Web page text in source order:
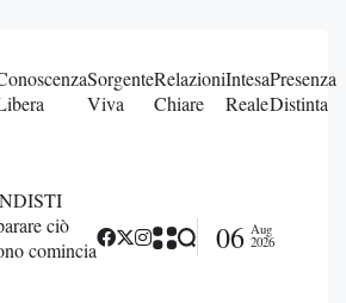
Sorgente
Viva
Relazioni
Chiare
Intesa
Reale
Presenza
Distinta
ciò
comincia
06 Aug
2026